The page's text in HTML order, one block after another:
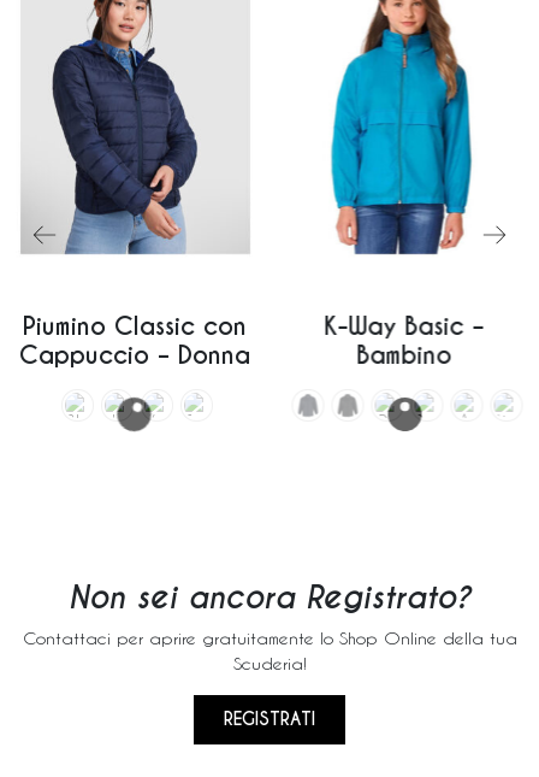
Piumino Classic con
Cappuccio – Donna
K-Way Basic –
Bambino
Non sei ancora Registrato?
Contattaci per aprire gratuitamente lo Shop Online della tua
Scuderia!
REGISTRATI